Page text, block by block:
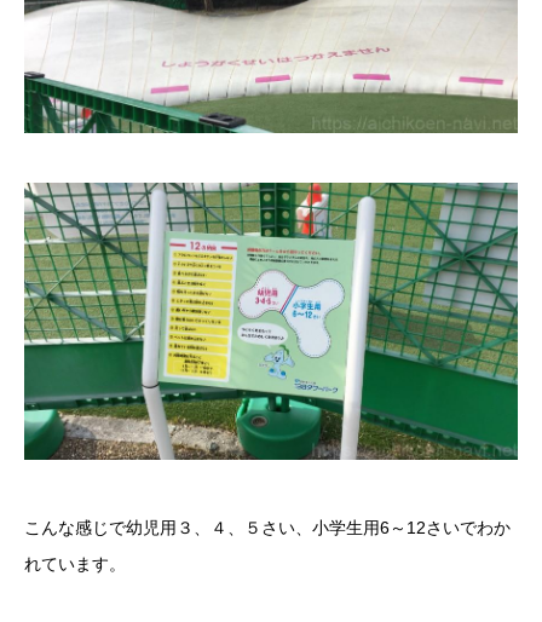
こんな感じで幼児用３、４、５さい、小学生用6～12さいでわか
れています。